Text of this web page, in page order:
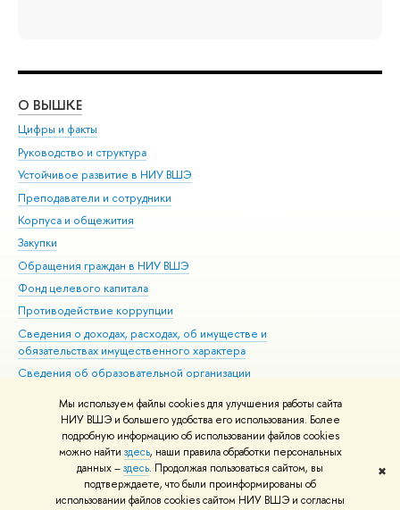
Мы используем файлы cookies для улучшения работы сайта
НИУ ВШЭ и большего удобства его использования. Более
подробную информацию об использовании файлов cookies
можно найти здесь, наши правила обработки персональных
данных –здесь. Продолжая пользоваться сайтом, вы
подтверждаете, что были проинформированы об
использовании файлов cookies сайтом НИУ ВШЭ и согласны
✖
О ВЫШКЕ
Цифры и факты
Руководство и структура
Устойчивое развитие в НИУ ВШЭ
Преподаватели и сотрудники
Корпуса и общежития
Закупки
Обращения граждан в НИУ ВШЭ
Фонд целевого капитала
Противодействие коррупции
Сведения о доходах, расходах, об имуществе и
обязательствах имущественного характера
Сведения об образовательной организации
Людям с ограниченными возможностями здоровья
Единая платежная страница
Работа в Вышке
© НИУ ВШЭ 1993–2026 Адреса и контакты Условия использования